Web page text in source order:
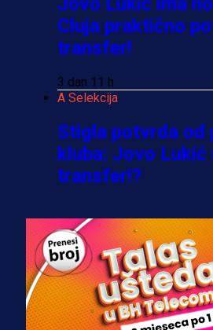
Cluja praktično
transfer!
3 dan 11 h
A Selekcija
Stigla potvrda od
kluba: Jovo
transfer!?
A Selekcija
Zmajevi dobili
Fudbaler
dres BiH!